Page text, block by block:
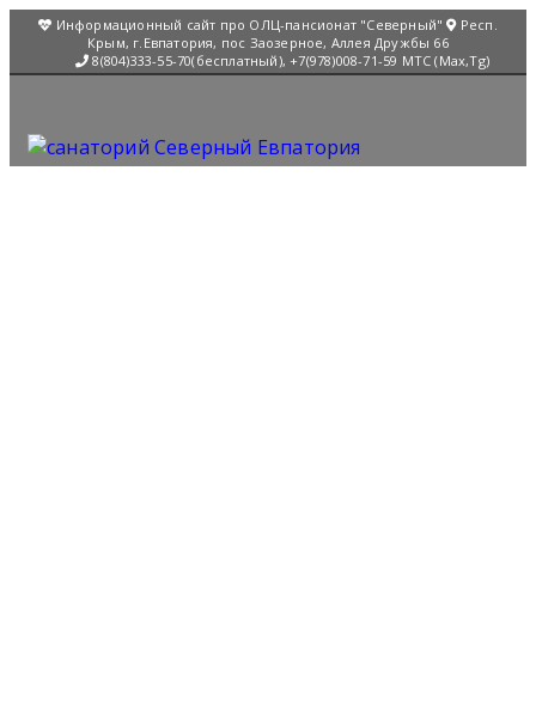
Информационный сайт про ОЛЦ-пансионат "Северный" Респ.
Крым, г.Евпатория, пос Заозерное, Аллея Дружбы 66
8(804)333-55-70(бесплатный), +7(978)008-71-59 МТС (Max,Tg)
навигация